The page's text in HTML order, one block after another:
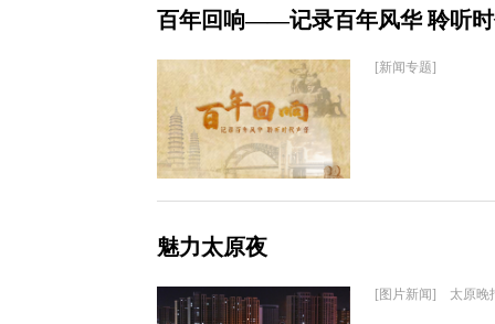
百年回响——记录百年风华 聆听
[新闻专题]
魅力太原夜
[图片新闻] 太原晚